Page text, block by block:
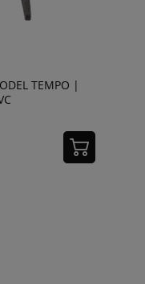
TEMPO |